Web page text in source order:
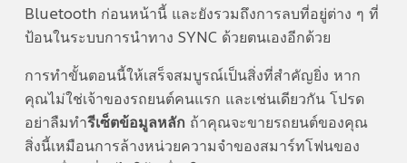
Bluetooth ก่อนหน้านี้ และยังรวมถึงการลบที่อยู่ต่าง ๆ ที่
ป้อนในระบบการนำทาง SYNC ด้วยตนเองอีกด้วย
การทำขั้นตอนนี้ให้เสร็จสมบูรณ์เป็นสิ่งที่สำคัญยิ่ง หาก
คุณไม่ใช่เจ้าของรถยนต์คนแรก และเช่นเดียวกัน โปรด
อย่าลืมทำรีเซ็ตข้อมูลหลัก ถ้าคุณจะขายรถยนต์ของคุณ
สิ่งนี้เหมือนการล้างหน่วยความจำของสมาร์ทโฟนของ